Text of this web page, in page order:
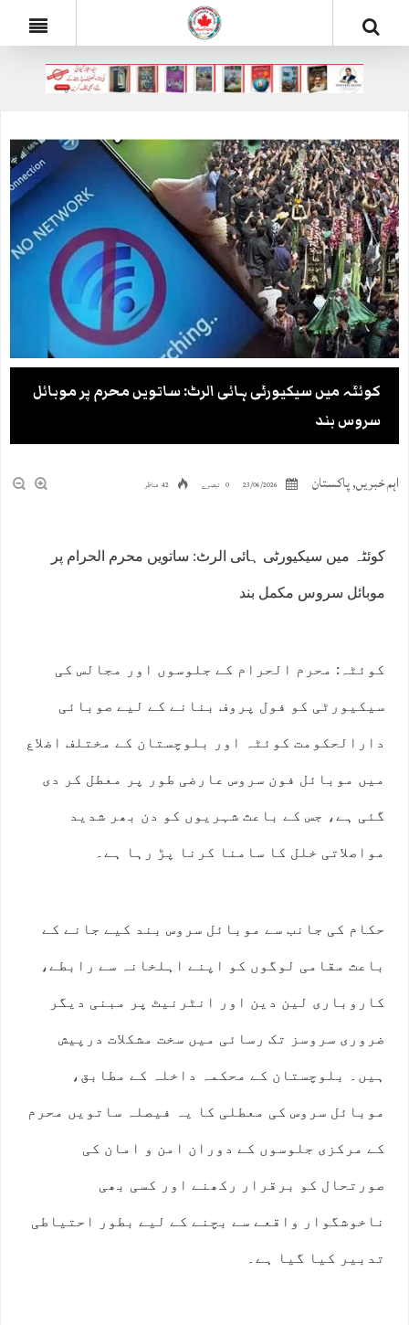
کوئٹہ میں سیکیورٹی ہائی الرٹ: ساتویں محرم پر موبائل
سروس بند
اہم خبریں,پاکستان 23/06/2026 0 تبصرے 42 مناظر
کوئٹہ میں سیکیورٹی ہائی الرٹ: ساتویں محرم الحرام پر
موبائل سروس مکمل بند
کوئٹہ: محرم الحرام کے جلوسوں اور مجالس کی
سیکیورٹی کو فول پروف بنانے کے لیے صوبائی
دارالحکومت کوئٹہ اور بلوچستان کے مختلف اضلاع
میں موبائل فون سروس عارضی طور پر معطل کر دی
گئی ہے، جس کے باعث شہریوں کو دن بھر شدید
مواصلاتی خلل کا سامنا کرنا پڑ رہا ہے۔
حکام کی جانب سے موبائل سروس بند کیے جانے کے
باعث مقامی لوگوں کو اپنے اہلخانہ سے رابطے،
کاروباری لین دین اور انٹرنیٹ پر مبنی دیگر
ضروری سروسز تک رسائی میں سخت مشکلات درپیش
ہیں۔ بلوچستان کے محکمہ داخلہ کے مطابق،
موبائل سروس کی معطلی کا یہ فیصلہ ساتویں محرم
کے مرکزی جلوسوں کے دوران امن و امان کی
صورتحال کو برقرار رکھنے اور کسی بھی
ناخوشگوار واقعے سے بچنے کے لیے بطور احتیاطی
تدبیر کیا گیا ہے۔